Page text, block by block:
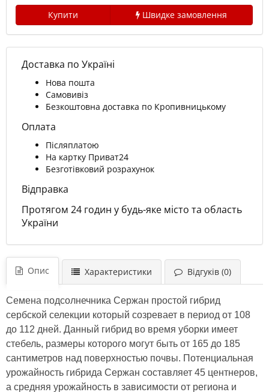
Купити
Швидке замовлення
Доставка по Україні
Нова пошта
Самовивіз
Безкоштовна доставка по Кропивницькому
Оплата
Післяплатою
На картку Приват24
Безготівковий розрахунок
Відправка
Протягом 24 годин у будь-яке місто та область
України
Опис Характеристики Відгуків (0)
Семена подсолнечника Сержан простой гибрид
сербской селекции который созревает в период от 108
до 112 дней. Данный гибрид во время уборки имеет
стебель, размеры которого могут быть от 165 до 185
сантиметров над поверхностью почвы. Потенциальная
урожайность гибрида Сержан составляет 45 центнеров,
а средняя урожайность в зависимости от региона и